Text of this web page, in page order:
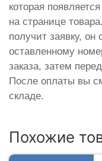
которая
на странице
получит заявку,
оставленному
заказа, затем
После оплаты вы
складе.
Похожие